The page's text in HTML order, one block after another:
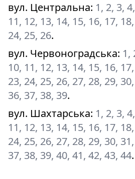
вул. Центральна: 1, 2, 3,
11, 12, 13, 14, 15, 16, 17,
24, 25, 26.
вул. Червоноградська: 1,
10, 11, 12, 13, 14, 15, 16,
23, 24, 25, 26, 27, 28, 29,
36, 37, 38, 39.
вул. Шахтарська: 1, 2, 3,
11, 12, 13, 14, 15, 16, 17,
24, 25, 26, 27, 28, 29, 30,
37, 38, 39, 40, 41, 42, 43, 44.